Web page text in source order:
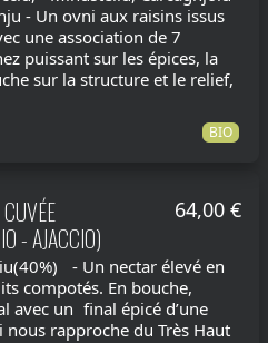
- Un ovni aux raisins issus
une association de 7
puissant sur les épices, la
sur la structure et le relief,
BIO
- AJACCIO)
64,00 €
- Un nectar élevé en
compotés. En bouche,
avec un final épicé d’une
rapproche du Très Haut